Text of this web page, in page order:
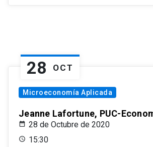
28 OCT
Microeconomía Aplicada
Jeanne Lafortune, PUC-
28 de Octubre de 2020
15:30